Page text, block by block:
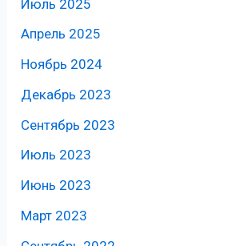
Июль 2025
Апрель 2025
Ноябрь 2024
Декабрь 2023
Сентябрь 2023
Июль 2023
Июнь 2023
Март 2023